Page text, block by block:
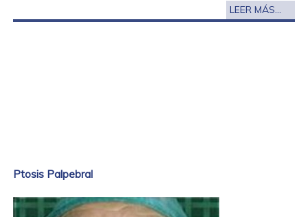
LEER MÁS...
Ptosis Palpebral